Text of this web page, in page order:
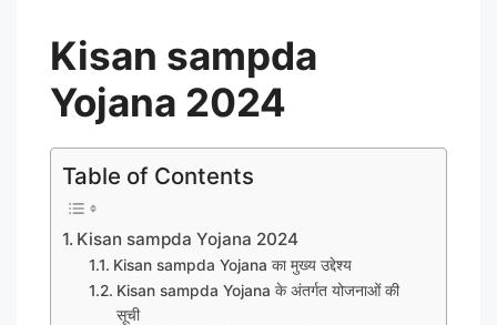
Kisan sampda
Yojana 2024
Table of Contents
Kisan sampda Yojana 2024
Kisan sampda Yojana का मुख्य उद्देश्य
Kisan sampda Yojana के अंतर्गत योजनाओं की
सूची